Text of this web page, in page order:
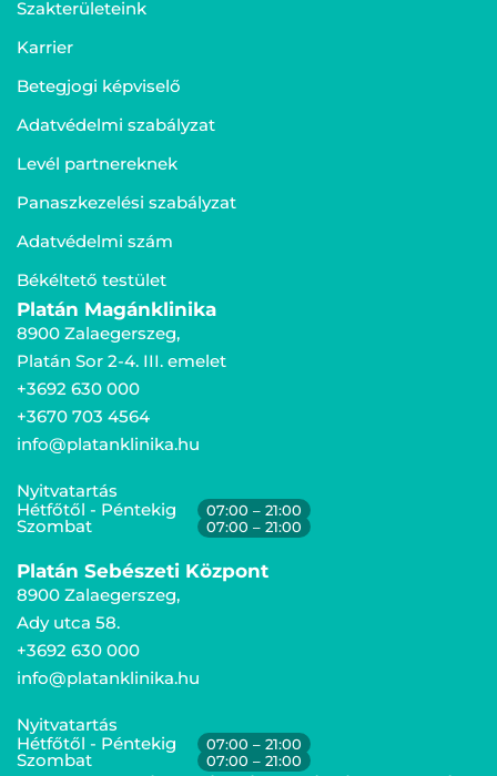
Szakterületeink
Karrier
Betegjogi képviselő
Adatvédelmi szabályzat
Levél partnereknek
Panaszkezelési szabályzat
Adatvédelmi szám
Békéltető testület
Platán Magánklinika
8900 Zalaegerszeg,
Platán Sor 2-4. III. emelet
+3692 630 000
+3670 703 4564
info@platanklinika.hu
Nyitvatartás
Hétfőtől - Péntekig
07:00 – 21:00
Szombat 07:00 – 21:00
Platán Sebészeti Központ
8900 Zalaegerszeg,
Ady utca 58.
+3692 630 000
info@platanklinika.hu
Nyitvatartás
Hétfőtől - Péntekig
07:00 – 21:00
Szombat 07:00 – 21:00